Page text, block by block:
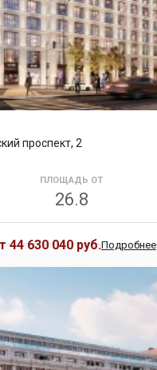
проспект, 2
ПЛОЩАДЬ ОТ
26.8
44 630 040 руб.Подробнее